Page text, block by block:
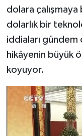
dolara çalışmaya
dolarlık bir
iddiaları gündem
hikâyenin büyük
koyuyor.